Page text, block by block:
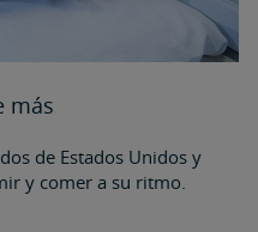
más
de Estados Unidos y
y comer a su ritmo.